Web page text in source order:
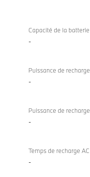
recharge
Capacité de la
-
Puissance de
-
Puissance de
-
Temps de recharge
-